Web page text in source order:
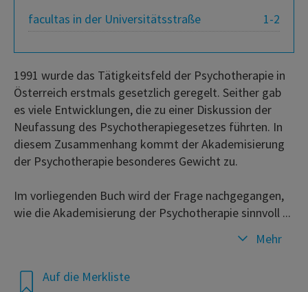
1-2
facultas in der Universitätsstraße
Auf die Merkliste
1991 wurde das Tätigkeitsfeld der Psychotherapie in
Österreich erstmals gesetzlich geregelt. Seither gab
es viele Entwicklungen, die zu einer Diskussion der
Neufassung des Psychotherapiegesetzes führten. In
diesem Zusammenhang kommt der Akademisierung
der Psychotherapie besonderes Gewicht zu.
Im vorliegenden Buch wird der Frage nachgegangen,
wie die Akademisierung der Psychotherapie sinnvoll ...
Mehr